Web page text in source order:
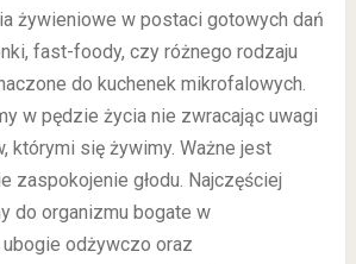
żywieniowe w postaci gotowych dań
fast-foody, czy różnego rodzaju
do kuchenek mikrofalowych.
w pędzie życia nie zwracając uwagi
którymi się żywimy. Ważne jest
zaspokojenie głodu. Najczęściej
do organizmu bogate w
odżywczo oraz